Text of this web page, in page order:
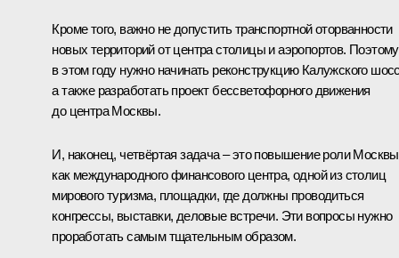
Кроме того, важно не допустить транспортной оторванности
новых территорий от центра столицы и аэропортов. Поэтому
в этом году нужно начинать реконструкцию Калужского
а также разработать проект бессветофорного движения
до центра Москвы.
И, наконец, четвёртая задача – это повышение роли Москвы
как международного финансового центра, одной из столиц
мирового туризма, площадки, где должны проводиться
конгрессы, выставки, деловые встречи. Эти вопросы нужно
проработать самым тщательным образом.